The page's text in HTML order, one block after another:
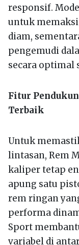
responsif.
untuk
diam,
pengemudi
secara optimal
Fitur
Terbaik
Untuk
lintasan, Rem
kaliper tetap
apung satu
rem ringan
performa
Sport
variabel di